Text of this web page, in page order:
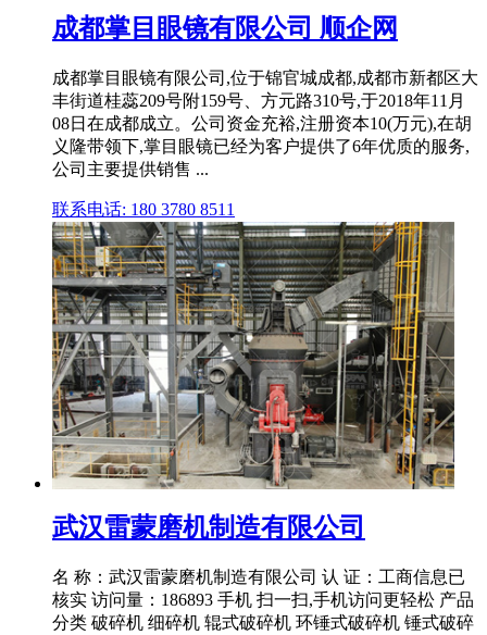
成都掌目眼镜有限公司 顺企网
成都掌目眼镜有限公司,位于锦官城成都,成都市新都区大
丰街道桂蕊209号附159号、方元路310号,于2018年11月
08日在成都成立。公司资金充裕,注册资本10(万元),在胡
义隆带领下,掌目眼镜已经为客户提供了6年优质的服务,
公司主要提供销售 ...
联系电话: 180 3780 8511
武汉雷蒙磨机制造有限公司
名 称：武汉雷蒙磨机制造有限公司 认 证：工商信息已
核实 访问量：186893 手机 扫一扫,手机访问更轻松 产品
分类 破碎机 细碎机 辊式破碎机 环锤式破碎机 锤式破碎